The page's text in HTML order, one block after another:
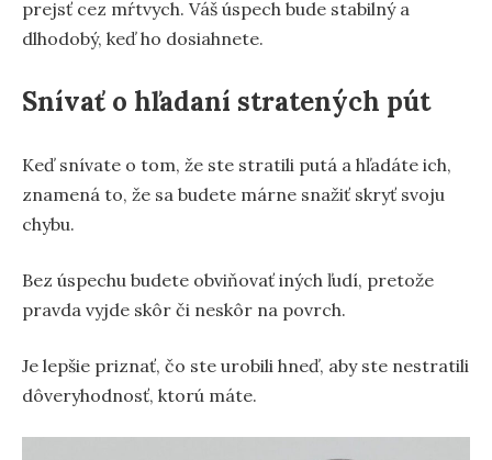
prejsť cez mŕtvych. Váš úspech bude stabilný a
dlhodobý, keď ho dosiahnete.
Snívať o hľadaní stratených pút
Keď snívate o tom, že ste stratili putá a hľadáte ich,
znamená to, že sa budete márne snažiť skryť svoju
chybu.
Bez úspechu budete obviňovať iných ľudí, pretože
pravda vyjde skôr či neskôr na povrch.
Je lepšie priznať, čo ste urobili hneď, aby ste nestratili
dôveryhodnosť, ktorú máte.